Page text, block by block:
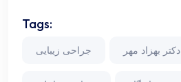
Tags:
جراحی زیبایی دکتر بهزاد مهر